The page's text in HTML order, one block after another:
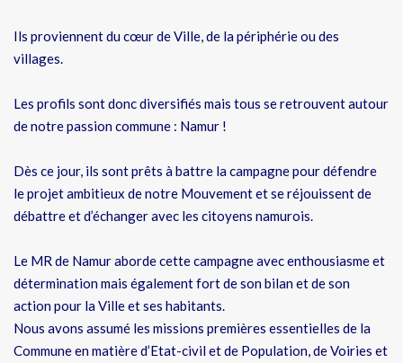
Ils proviennent du cœur de Ville, de la périphérie ou des
villages.
Les profils sont donc diversifiés mais tous se retrouvent autour
de notre passion commune : Namur !
Dès ce jour, ils sont prêts à battre la campagne pour défendre
le projet ambitieux de notre Mouvement et se réjouissent de
débattre et d’échanger avec les citoyens namurois.
Le MR de Namur aborde cette campagne avec enthousiasme et
détermination mais également fort de son bilan et de son
action pour la Ville et ses habitants.
Nous avons assumé les missions premières essentielles de la
Commune en matière d’Etat-civil et de Population, de Voiries et